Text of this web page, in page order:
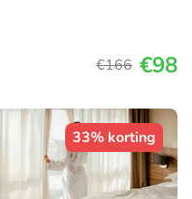
€166 €98
33% korting